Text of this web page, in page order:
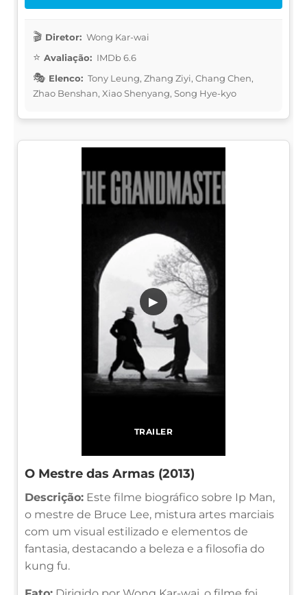
Diretor: Wong Kar-wai
Avaliação: IMDb 6.6
Elenco: Tony Leung, Zhang Ziyi, Chang Chen,
Zhao Benshan, Xiao Shenyang, Song Hye-kyo
TRAILER
▶
O Mestre das Armas (2013)
Descrição: Este filme biográfico sobre Ip Man,
o mestre de Bruce Lee, mistura artes marciais
com um visual estilizado e elementos de
fantasia, destacando a beleza e a filosofia do
kung fu.